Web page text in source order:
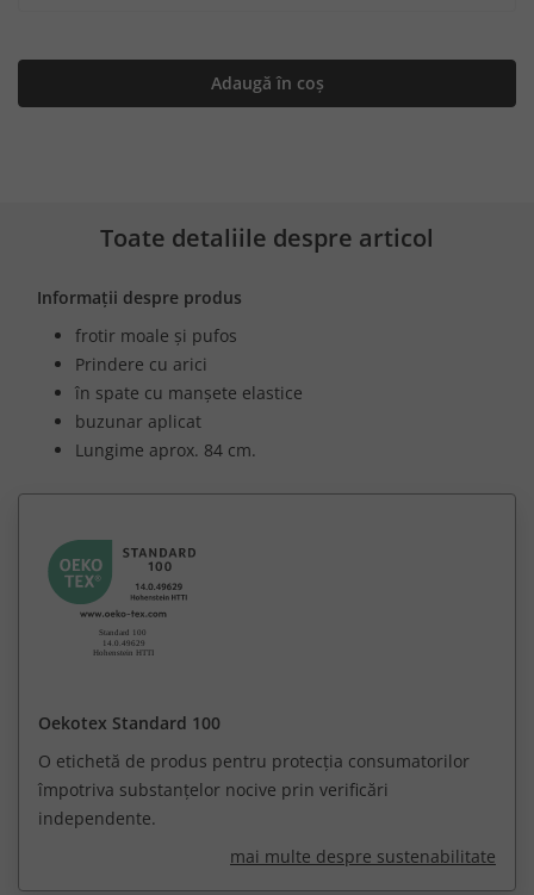
Adaugă în coș
Toate detaliile despre articol
Informații despre produs
frotir moale și pufos
Prindere cu arici
în spate cu manșete elastice
buzunar aplicat
Lungime aprox. 84 cm.
Oekotex Standard 100
O etichetă de produs pentru protecția consumatorilor
împotriva substanțelor nocive prin verificări
independente.
mai multe despre sustenabilitate